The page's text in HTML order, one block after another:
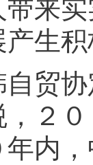
来
生
协
２
内